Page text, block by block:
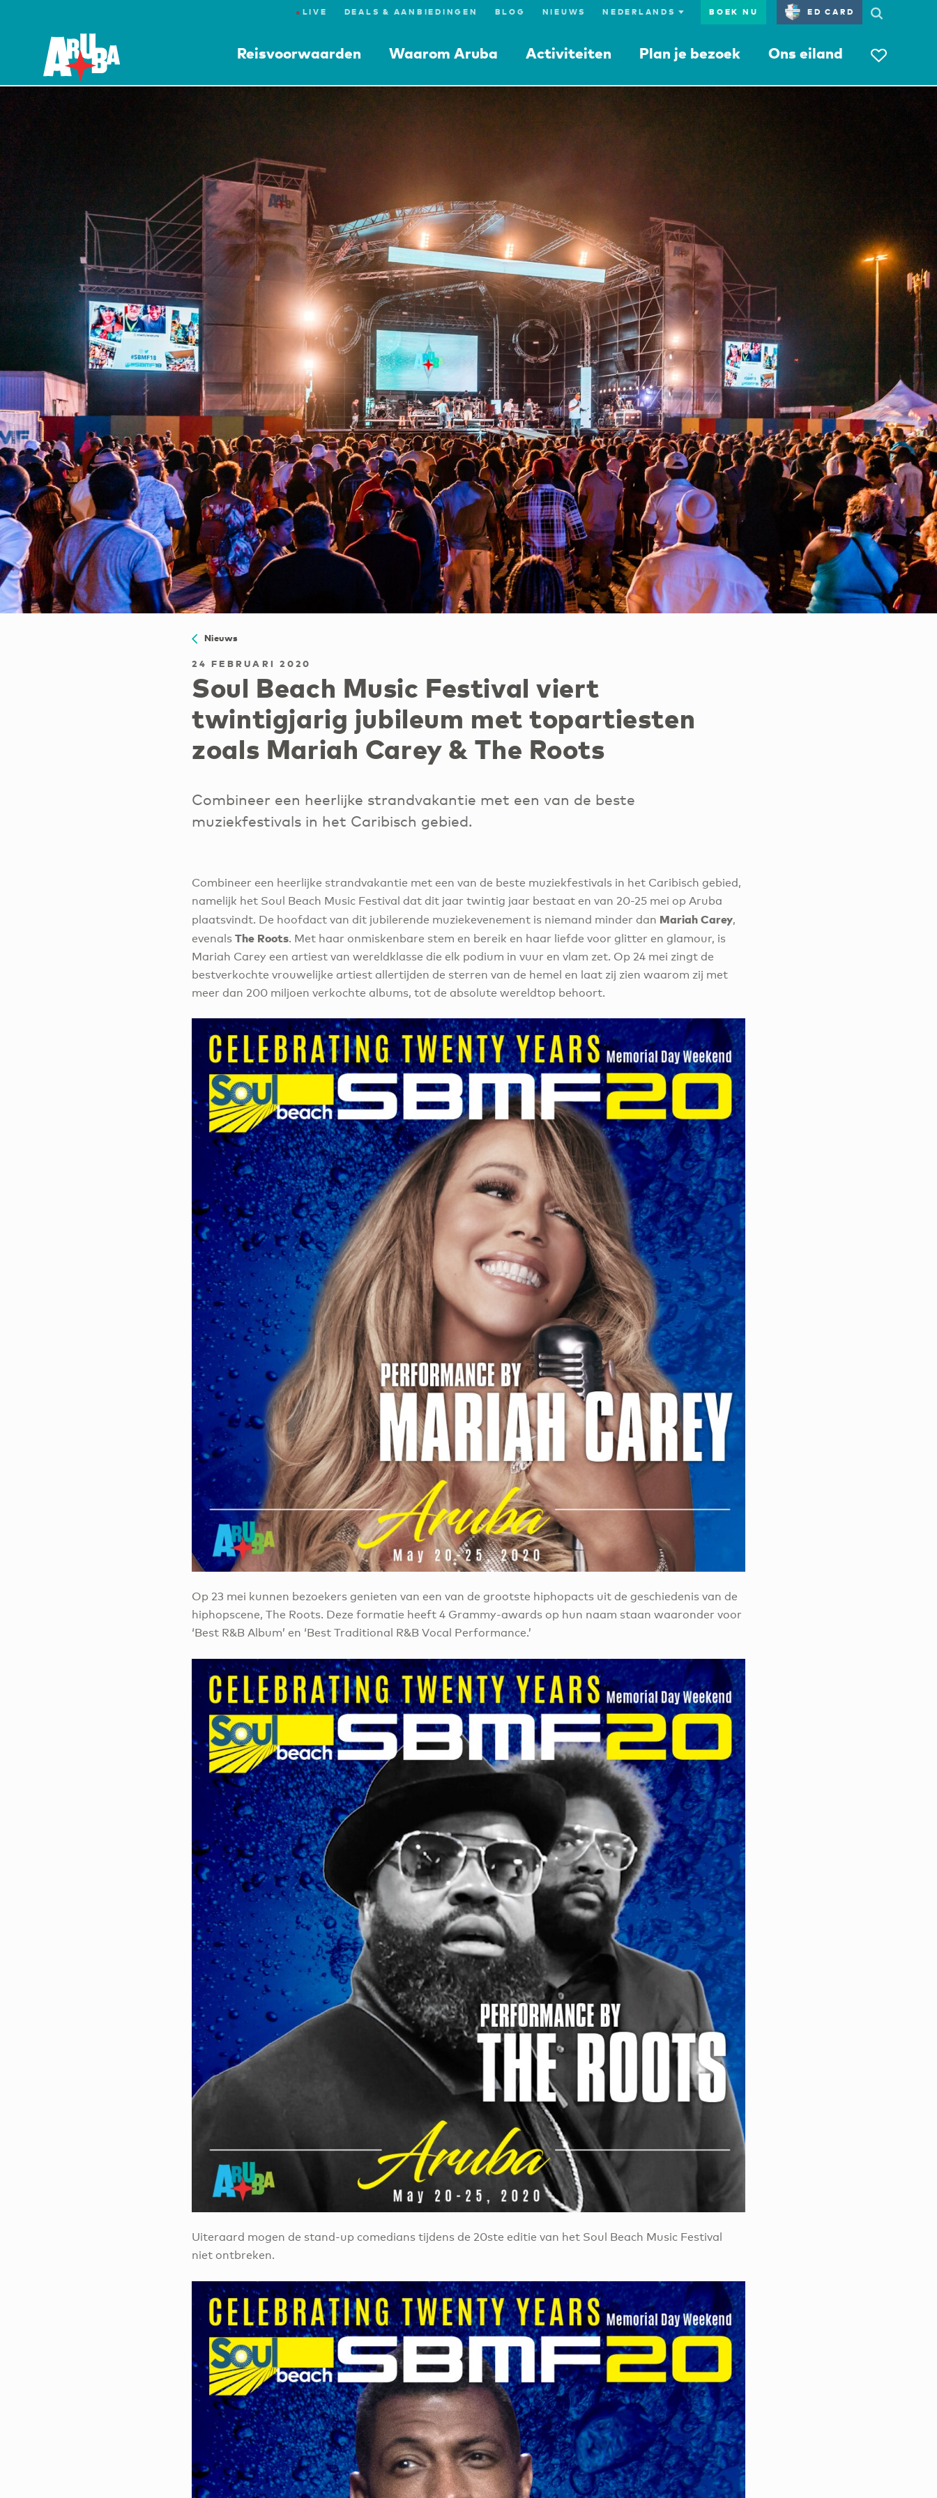
● LIVE DEALS & AANBIEDINGEN BLOG NIEUWS BOEK NU ED CARD
Reisvoorwaarden Waarom Aruba Activiteiten Plan je bezoek Ons eiland
Nieuws
24 FEBRUARI 2020
Soul Beach Music Festival viert
twintigjarig jubileum met topartiesten
zoals Mariah Carey & The Roots
Combineer een heerlijke strandvakantie met een van de beste
muziekfestivals in het Caribisch gebied.
Combineer een heerlijke strandvakantie met een van de beste muziekfestivals in het Caribisch gebied,
namelijk het Soul Beach Music Festival dat dit jaar twintig jaar bestaat en van 20-25 mei op Aruba
plaatsvindt. De hoofdact van dit jubilerende muziekevenement is niemand minder dan Mariah Carey,
evenalsThe Roots. Met haar onmiskenbare stem en bereik en haar liefde voor glitter en glamour, is
Mariah Carey een artiest van wereldklasse die elk podium in vuur en vlam zet. Op 24 mei zingt de
bestverkochte vrouwelijke artiest allertijden de sterren van de hemel en laat zij zien waarom zij met
meer dan 200 miljoen verkochte albums, tot de absolute wereldtop behoort.
Op 23 mei kunnen bezoekers genieten van een van de grootste hiphopacts uit de geschiedenis van de
hiphopscene, The Roots. Deze formatie heeft 4 Grammy-awards op hun naam staan waaronder voor
‘Best R&B Album’ en ‘Best Traditional R&B Vocal Performance.’
Uiteraard mogen de stand-up comedians tijdens de 20ste editie van het Soul Beach Music Festival
niet ontbreken.